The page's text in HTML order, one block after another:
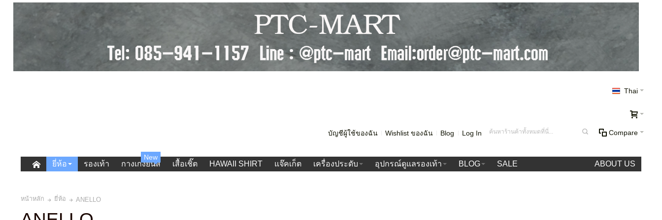
Thai
Compare
บัญชีผู้ใช้ของฉัน Wishlist ของฉัน Blog Log In
ยี่ห้อ รองเท้า กางเกงยีนส์
New
เสื้อเชิ๊ต HAWAII SHIRT แจ๊คเก็ต เครื่องประดับ อุปกรณ์ดูแลรองเท้า BLOG SALE ABOUT US
หน้าหลัก ยี่ห้อ ANELLO